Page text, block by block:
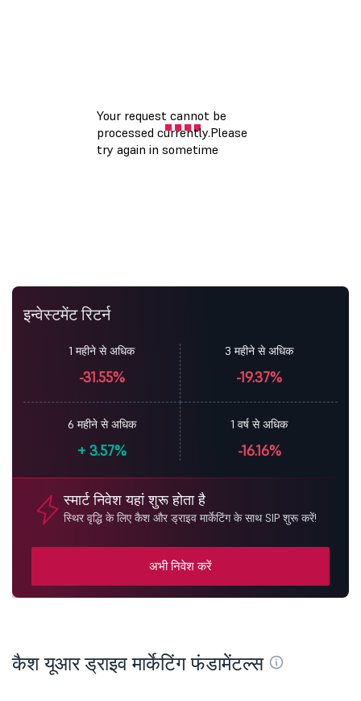
इन्वेस्टमेंट रिटर्न
1 महीने से अधिक
-31.55%
3 महीने से अधिक
-19.37%
6 महीने से अधिक
+3.57%
1 वर्ष से अधिक
-16.16%
स्मार्ट निवेश यहां शुरू होता है
स्थिर वृद्धि के लिए कैश और ड्राइव मार्केटिंग के साथ SIP शुरू करें!
अभी निवेश करें
कैश यूआर ड्राइव मार्केटिंग फंडामेंटल्स